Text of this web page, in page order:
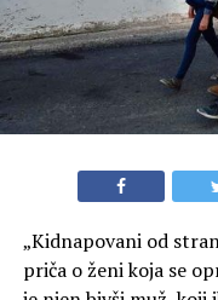
„Kidnapovani od
priča o ženi koja se